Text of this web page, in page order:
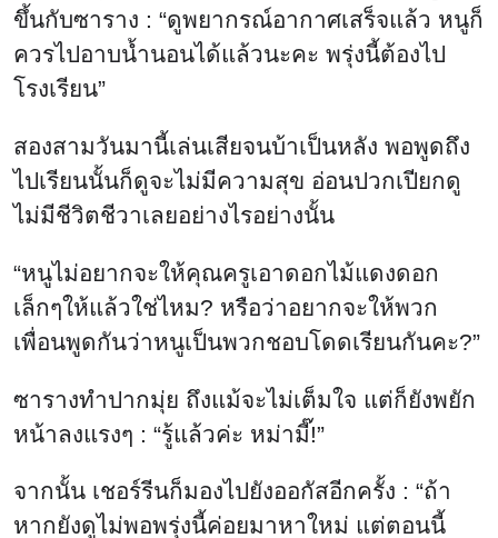
ขึ้นกับซาราง : “ดูพยากรณ์อากาศเสร็จแล้ว หนูก็
ควรไปอาบน้ำนอนได้แล้วนะคะ พรุ่งนี้ต้องไป
โรงเรียน”
สองสามวันมานี้เล่นเสียจนบ้าเป็นหลัง พอพูดถึง
ไปเรียนนั้นก็ดูจะไม่มีความสุข อ่อนปวกเปียกดู
ไม่มีชีวิตชีวาเลยอย่างไรอย่างนั้น
“หนูไม่อยากจะให้คุณครูเอาดอกไม้แดงดอก
เล็กๆให้แล้วใช่ไหม? หรือว่าอยากจะให้พวก
เพื่อนพูดกันว่าหนูเป็นพวกชอบโดดเรียนกันคะ?”
ซารางทำปากมุ่ย ถึงแม้จะไม่เต็มใจ แต่ก็ยังพยัก
หน้าลงแรงๆ : “รู้แล้วค่ะ หม่ามี๊!”
จากนั้น เชอร์รีนก็มองไปยังออกัสอีกครั้ง : “ถ้า
หากยังดูไม่พอพรุ่งนี้ค่อยมาหาใหม่ แต่ตอนนี้